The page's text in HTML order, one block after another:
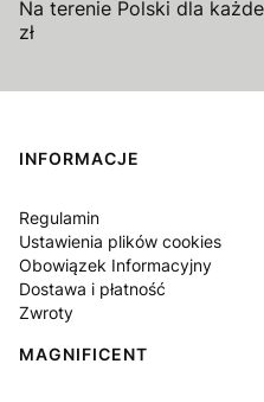
Na terenie Polski dla
zł
Linki w stopce
INFORMACJE
Regulamin
Ustawienia plików cookies
Obowiązek Informacyjny
Dostawa i płatność
Zwroty
MAGNIFICENT